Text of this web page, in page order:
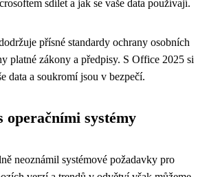
sdílet a jak se vaše data používají.
přísné standardy ochrany osobních
platné zákony a předpisy. S Office 2025 si
data a soukromí jsou v bezpečí.
systémy
neoznámil systémové požadavky pro